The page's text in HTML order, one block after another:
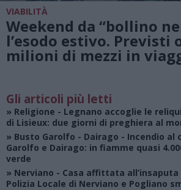
VIABILITÀ
Weekend da “bollino
l’esodo estivo. Previsti
milioni di mezzi in
Gli articoli più letti
» Religione - Legnano accoglie le
di Lisieux: due giorni di preghiera al
» Busto Garolfo - Dairago - Incendio al
Garolfo e Dairago: in fiamme quasi
verde
» Nerviano - Casa affittata
Polizia Locale di Nerviano e Pogliano